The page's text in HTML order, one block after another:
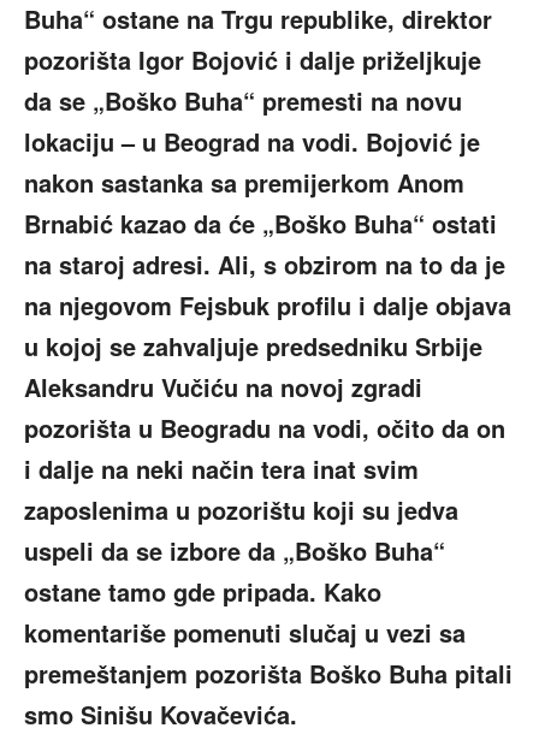
Buha“ ostane na Trgu republike, direktor
pozorišta Igor Bojović i dalje priželjkuje
da se „Boško Buha“ premesti na novu
lokaciju – u Beograd na vodi. Bojović je
nakon sastanka sa premijerkom Anom
Brnabić kazao da će „Boško Buha“ ostati
na staroj adresi. Ali, s obzirom na to da je
na njegovom Fejsbuk profilu i dalje objava
u kojoj se zahvaljuje predsedniku Srbije
Aleksandru Vučiću na novoj zgradi
pozorišta u Beogradu na vodi, očito da on
i dalje na neki način tera inat svim
zaposlenima u pozorištu koji su jedva
uspeli da se izbore da „Boško Buha“
ostane tamo gde pripada. Kako
komentariše pomenuti slučaj u vezi sa
premeštanjem pozorišta Boško Buha pitali
smo Sinišu Kovačevića.